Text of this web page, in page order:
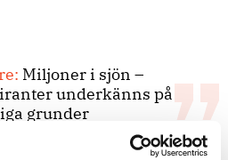
Miljoner i sjön –
underkänns på
grunder